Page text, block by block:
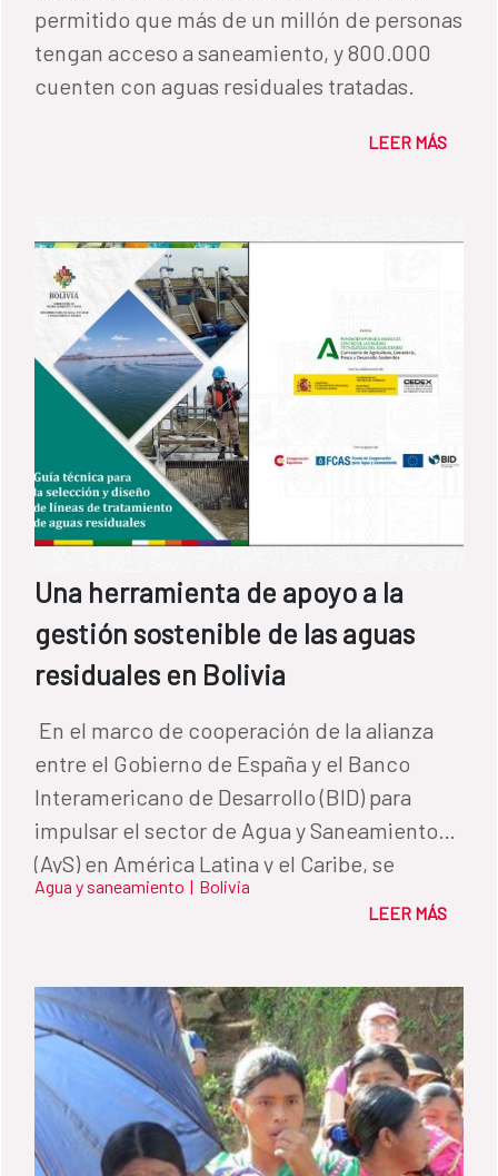
permitido que más de un millón de personas
tengan acceso a saneamiento, y 800.000
cuenten con aguas residuales tratadas.
LEER MÁS
Una herramienta de apoyo a la
gestión sostenible de las aguas
residuales en Bolivia
entre el Gobierno de España y el Banco
Interamericano de Desarrollo (BID) para
impulsar el sector de Agua y Saneamiento
(AyS) en América Latina y el Caribe, se
presentó la Guía técnica para la selección y
financiación de la Facilidad de Inversiones
para América Latina (LAIF) de la Unión
Europea y del Fondo de Cooperación para
Agua y Saneamiento (FCAS) de la Agencia
Española de Cooperación Internacional para
el Desarrollo (AECID), así como con el apoyo
Agua y saneamiento | Bolivia
LEER MÁS